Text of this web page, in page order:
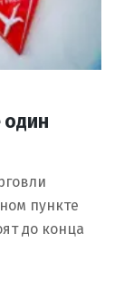
один
пункте
до конца